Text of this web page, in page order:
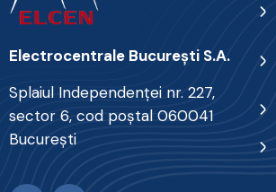
Electrocentrale Bucureşti S.A.
Splaiul Independenţei nr. 227,
sector 6, cod poştal 060041
Bucureşti